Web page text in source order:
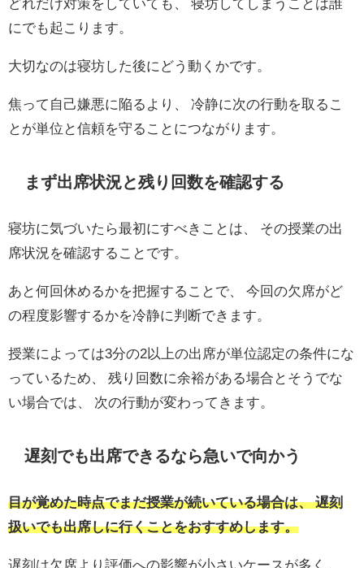
どれだけ対策をしていても、 寝坊してしまうことは誰
にでも起こります。
大切なのは寝坊した後にどう動くかです。
焦って自己嫌悪に陥るより、 冷静に次の行動を取るこ
とが単位と信頼を守ることにつながります。
まず出席状況と残り回数を確認する
寝坊に気づいたら最初にすべきことは、 その授業の出
席状況を確認することです。
あと何回休めるかを把握することで、 今回の欠席がど
の程度影響するかを冷静に判断できます。
授業によっては3分の2以上の出席が単位認定の条件にな
っているため、 残り回数に余裕がある場合とそうでな
い場合では、 次の行動が変わってきます。
遅刻でも出席できるなら急いで向かう
目が覚めた時点でまだ授業が続いている場合は、 遅刻
扱いでも出席しに行くことをおすすめします。
遅刻は欠席より評価への影響が小さいケースが多く、